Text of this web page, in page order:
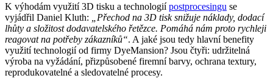
K výhodám využití 3D tisku a technologiípostprocesingu se
vyjádřil Daniel Kluth: „Přechod na 3D tisk snižuje náklady, dodací
lhůty a složitost dodavatelského řetězce. Pomáhá nám proto rychleji
reagovat na potřeby zákazníků“. A jaké jsou tedy hlavní benefity
využití technologií od firmy DyeMansion? Jsou čtyři: udržitelná
výroba na vyžádání, přizpůsobené firemní barvy, ochrana textury,
reprodukovatelné a sledovatelné procesy.